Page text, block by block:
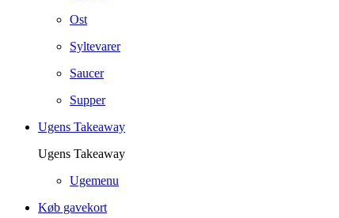
Ost
Syltevarer
Saucer
Supper
Ugens Takeaway
Ugens Takeaway
Ugemenu
Køb gavekort